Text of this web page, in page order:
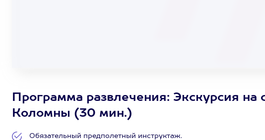
Программа развлечения: Экскурсия на
Коломны (30 мин.)
Обязательный предполетный инструктаж.